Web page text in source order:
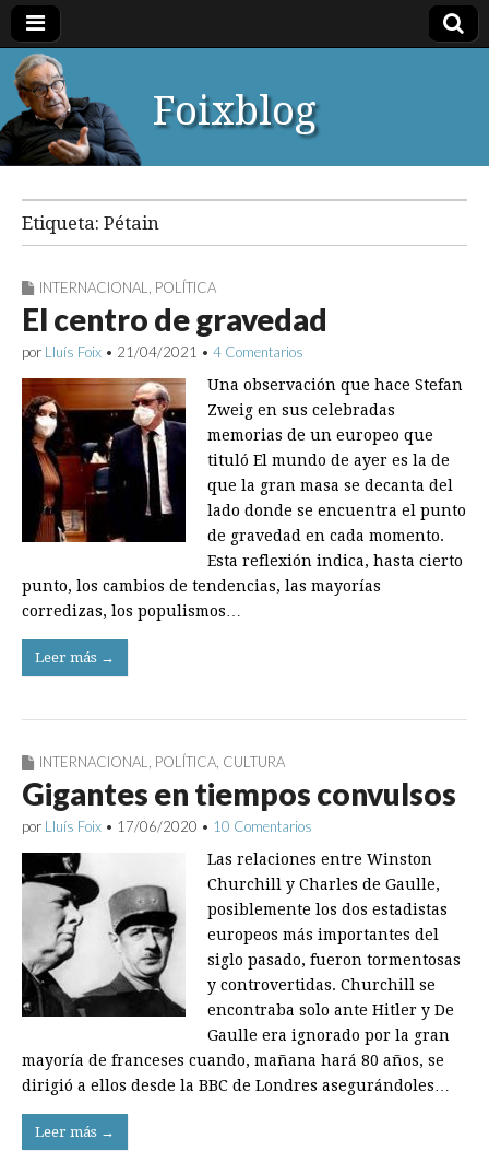
Foixblog
Etiqueta: Pétain
INTERNACIONAL POLÍTICA
El centro de gravedad
por Lluís Foix • 21/04/2021 • 4 Comentarios
Una observación que hace Stefan
Zweig en sus celebradas
memorias de un europeo que
tituló El mundo de ayer es la de
que la gran masa se decanta del
lado donde se encuentra el punto
de gravedad en cada momento.
Esta reflexión indica, hasta cierto
punto, los cambios de tendencias, las mayorías
corredizas, los populismos…
Leer más →
INTERNACIONAL POLÍTICA CULTURA
Gigantes en tiempos convulsos
por Lluís Foix • 17/06/2020 • 10 Comentarios
Las relaciones entre Winston
Churchill y Charles de Gaulle,
posiblemente los dos estadistas
europeos más importantes del
siglo pasado, fueron tormentosas
y controvertidas. Churchill se
encontraba solo ante Hitler y De
Gaulle era ignorado por la gran
mayoría de franceses cuando, mañana hará 80 años, se
dirigió a ellos desde la BBC de Londres asegurándoles…
Leer más →